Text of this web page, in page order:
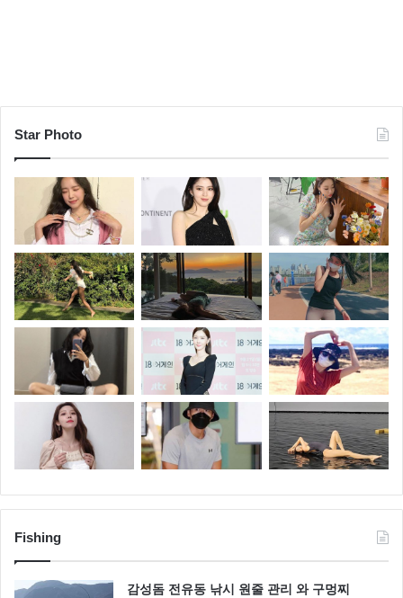
Star Photo
Fishing
감성돔 전유동 낚시 원줄 관리 와 구멍찌